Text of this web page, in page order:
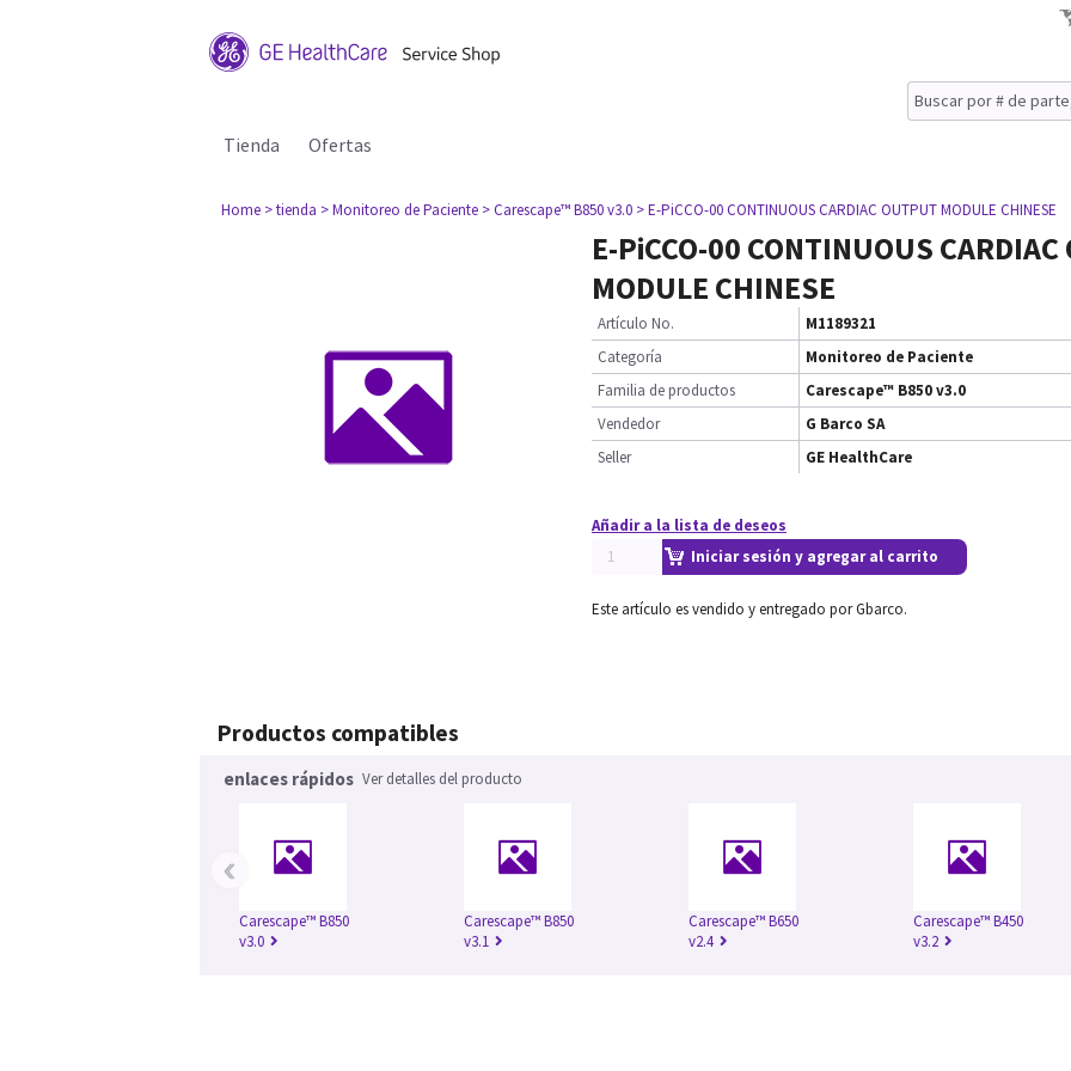
Tienda Ofertas
Home > tienda > Monitoreo de Paciente > Carescape™ B850 v3.0 > E-PiCCO-00 CONTINUOUS CARDIAC OUTPUT MODULE CHINESE
E-PiCCO-00 CONTINUOUS
MODULE CHINESE
Artículo No.
M1189321
Categoría
Monitoreo de Paciente
Familia de productos
Carescape™ B850 v3.0
Vendedor
G Barco SA
Seller
GE HealthCare
Añadir a la lista de deseos
Iniciar sesión y agregar al carrito
Este artículo es vendido y entregado por Gbarco.
Productos compatibles
enlaces rápidos Ver detalles del producto
Carescape™ B850
v3.0
Carescape™ B850
v3.1
Carescape™ B650
v2.4
Carescape™ B450
v3.2
‹